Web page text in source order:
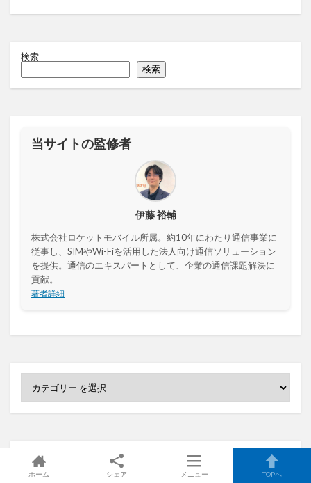
検索
検索
当サイトの監修者
伊藤 裕輔
株式会社ロケットモバイル所属。約10年にわたり通信事業に
従事し、SIMやWi-Fiを活用した法人向け通信ソリューション
を提供。通信のエキスパートとして、企業の通信課題解決に
貢献。
著者詳細
ホーム シェア メニュー TOPへ